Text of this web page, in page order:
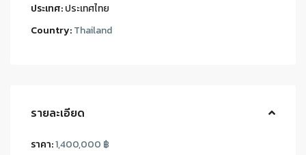
ประเทศ:ประเทศไทย
Country:Thailand
รายละเอียด
ราคา:1,400,000 ฿